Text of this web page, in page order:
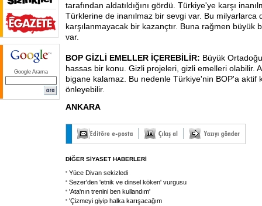
Google Arama
tarafından aldatıldığını gördü. Türkiye'ye karşı
Türklerine de inanılmaz bir sevgi var. Bu milyarlarca
karşılanmayacak bir kazançtır. Buna rağmen büyük
var.
BOP GİZLİ EMELLER İÇEREBİLİR: Büyük
hassas bir konu. Gizli projeleri, gizli emelleri olabilir.
bigane kalamaz. Bu nedenle Türkiye'nin BOP'a aktif
önleyebilir.
ANKARA
DİĞER SİYASET HABERLERİ
Yüce Divan sekizledi
Sezer'den 'etnik ve dinsel köken' vurgusu
'Ata'nın trenini ben kullandım'
'Çizmeyi giyip halka karışacağım